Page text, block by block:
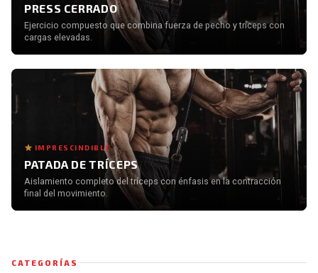
PRESS CERRADO
Ejercicio compuesto que combina fuerza de pecho y tríceps con
cargas elevadas.
IMPRESCINDIBLE
PATADA DE TRÍCEPS
Aislamiento completo del tríceps con énfasis en la contracción
final del movimiento.
CATEGORÍAS